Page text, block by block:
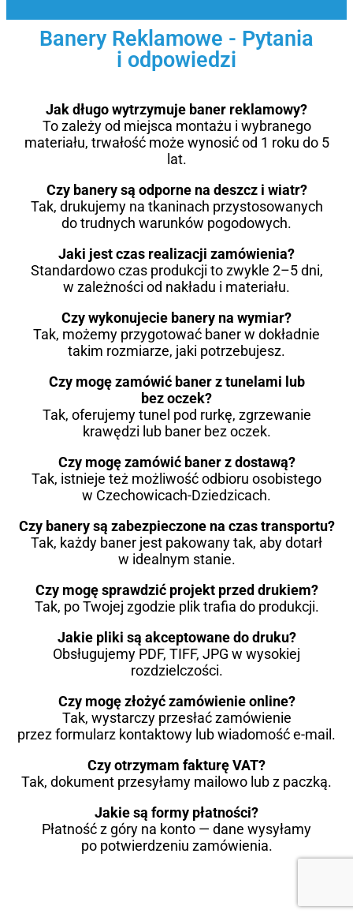
Banery Reklamowe - Pytania
i odpowiedzi
Jak długo wytrzymuje baner reklamowy?
To zależy od miejsca montażu i wybranego
materiału, trwałość może wynosić od 1 roku do 5
lat.
Czy banery są odporne na deszcz i wiatr?
Tak, drukujemy na tkaninach przystosowanych
do trudnych warunków pogodowych.
Jaki jest czas realizacji zamówienia?
Standardowo czas produkcji to zwykle 2–5 dni,
w zależności od nakładu i materiału.
Czy wykonujecie banery na wymiar?
Tak, możemy przygotować baner w dokładnie
takim rozmiarze, jaki potrzebujesz.
Czy mogę zamówić baner z tunelami lub
bez oczek?
Tak, oferujemy tunel pod rurkę, zgrzewanie
krawędzi lub baner bez oczek.
Czy mogę zamówić baner z dostawą?
Tak, istnieje też możliwość odbioru osobistego
w Czechowicach-Dziedzicach.
Czy banery są zabezpieczone na czas transportu?
Tak, każdy baner jest pakowany tak, aby dotarł
w idealnym stanie.
Czy mogę sprawdzić projekt przed drukiem?
Tak, po Twojej zgodzie plik trafia do produkcji.
Jakie pliki są akceptowane do druku?
Obsługujemy PDF, TIFF, JPG w wysokiej
rozdzielczości.
Czy mogę złożyć zamówienie online?
Tak, wystarczy przesłać zamówienie
przez formularz kontaktowy lub wiadomość e-mail.
Czy otrzymam fakturę VAT?
Tak, dokument przesyłamy mailowo lub z paczką.
Jakie są formy płatności?
Płatność z góry na konto — dane wysyłamy
po potwierdzeniu zamówienia.